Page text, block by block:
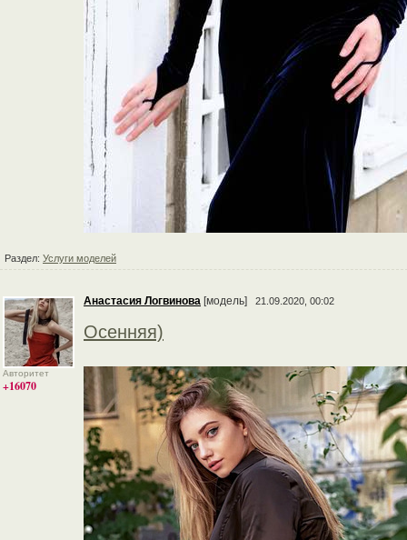
Раздел: Услуги моделей
Авторитет
+16070
Анастасия Логвинова [модель] 21.09.2020, 00:02
Осенняя)